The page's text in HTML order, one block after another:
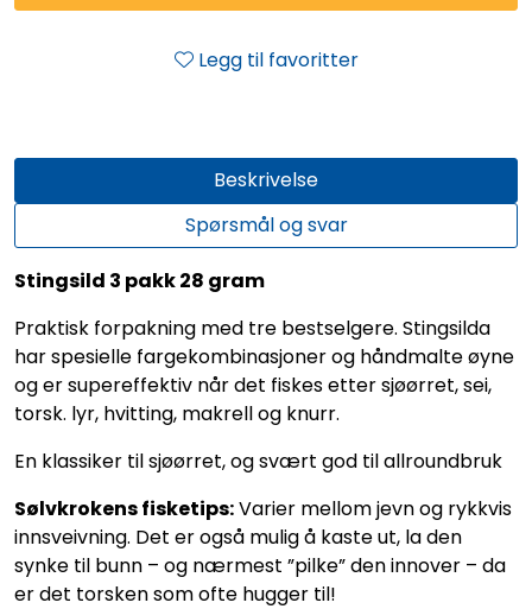
Legg til favoritter
Beskrivelse
Spørsmål og svar
Stingsild 3 pakk 28 gram
Praktisk forpakning med tre bestselgere. Stingsilda
har spesielle fargekombinasjoner og håndmalte øyne
og er supereffektiv når det fiskes etter sjøørret, sei,
torsk. lyr, hvitting, makrell og knurr.
En klassiker til sjøørret, og svært god til allroundbruk
Sølvkrokens fisketips:Varier mellom jevn og rykkvis
innsveivning. Det er også mulig å kaste ut, la den
synke til bunn – og nærmest ”pilke” den innover – da
er det torsken som ofte hugger til!